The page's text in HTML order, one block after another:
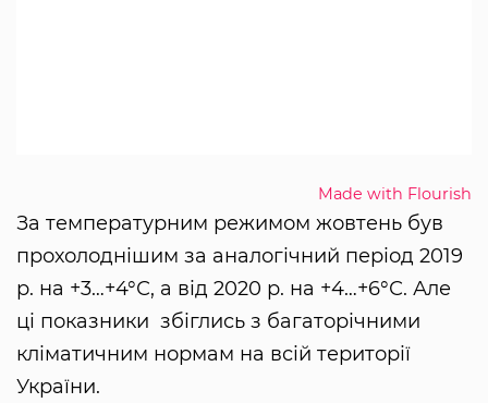
Made with Flourish
За температурним режимом жовтень був
прохолоднішим за аналогічний період 2019
р. на +3…+4°С, а від 2020 р. на +4…+6°С. Але
ці показники збіглись з багаторічними
кліматичним нормам на всій території
України.